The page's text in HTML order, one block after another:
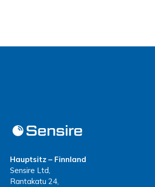
Hauptsitz – Finnland
Sensire Ltd,
Rantakatu 24,